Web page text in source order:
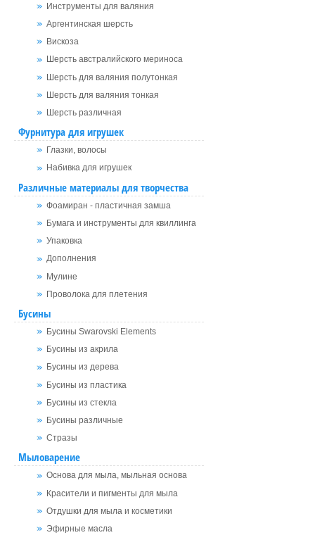
Инструменты для валяния
Аргентинская шерсть
Вискоза
Шерсть австралийского мериноса
Шерсть для валяния полутонкая
Шерсть для валяния тонкая
Шерсть различная
Фурнитура для игрушек
Глазки, волосы
Набивка для игрушек
Различные материалы для творчества
Фоамиран - пластичная замша
Бумага и инструменты для квиллинга
Упаковка
Дополнения
Мулине
Проволока для плетения
Бусины
Бусины Swarovski Elements
Бусины из акрила
Бусины из дерева
Бусины из пластика
Бусины из стекла
Бусины различные
Стразы
Мыловарение
Основа для мыла, мыльная основа
Красители и пигменты для мыла
Отдушки для мыла и косметики
Эфирные масла